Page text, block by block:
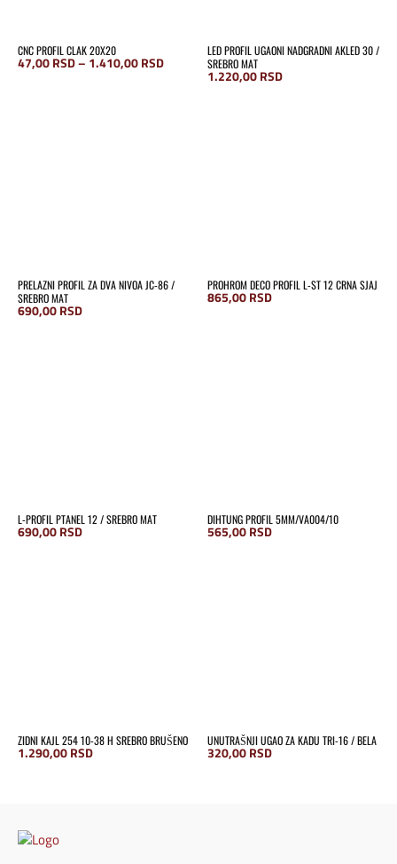
CNC PROFIL CLAK 20X20
47,00RSD– 1.410,00RSDRaspon
LED PROFIL UGAONI NADGRADNI AKLED 30 /
SREBRO MAT
1.220,00RSD
PRELAZNI PROFIL ZA DVA NIVOA JC-86 /
SREBRO MAT
690,00RSD
PROHROM DECO PROFIL L-ST 12 CRNA SJAJ
865,00RSD
L-PROFIL PTANEL 12 / SREBRO MAT
690,00RSD
DIHTUNG PROFIL 5MM/VA004/10
565,00RSD
ZIDNI KAJL 254 10-38 H SREBRO BRUŠENO
1.290,00RSD
UNUTRAŠNJI UGAO ZA KADU TRI-16 / BELA
320,00RSD